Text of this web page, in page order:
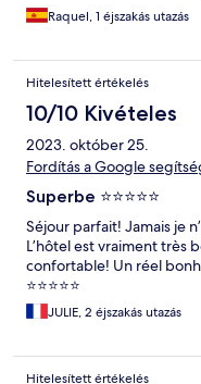
Raquel, 1 éjszakás utazás
Hitelesített értékelés
10/10 Kivételes
2023. október 25.
Fordítás a Google
Superbe ⭐️⭐️⭐️⭐️⭐️
Séjour parfait! Jamais je
L’hôtel est vraiment très
confortable! Un réel
⭐️⭐️⭐️⭐️⭐️
JULIE, 2 éjszakás utazás
Hitelesített értékelés